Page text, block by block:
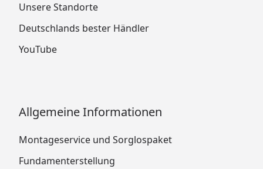
Unsere Standorte
Deutschlands bester Händler
YouTube
Allgemeine Informationen
Montageservice und Sorglospaket
Fundamenterstellung